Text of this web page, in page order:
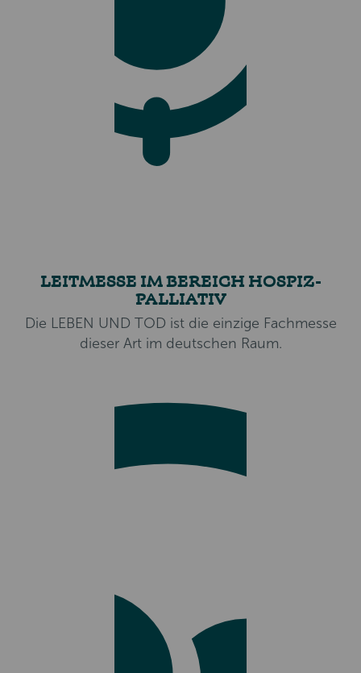
LEITMESSE IM BEREICH HOSPIZ-
PALLIATIV
Die LEBEN UND TOD ist die einzige Fachmesse
dieser Art im deutschen Raum.